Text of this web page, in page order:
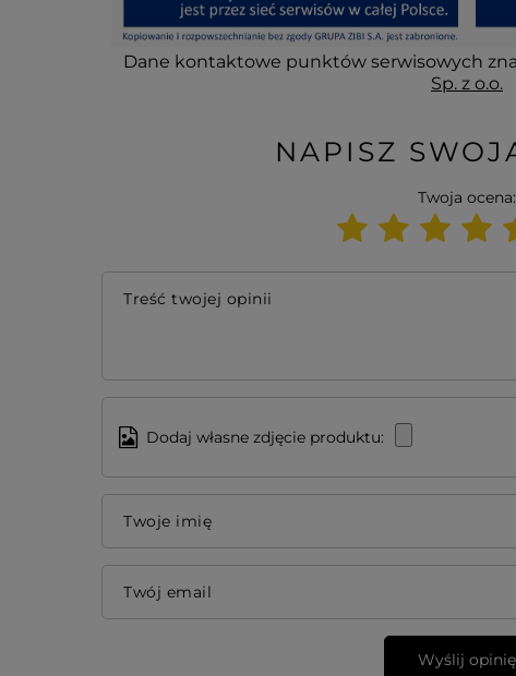
Dane kontaktowe punktów serwisowych
Sp. z o.o.
NAPISZ
Twoja ocena:
Treść twojej opinii
Dodaj własne zdjęcie produktu:
Twoje imię
Twój email
Wyślij opinię